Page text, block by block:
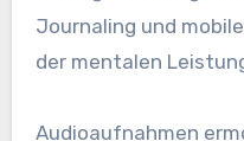
Journaling und
der mentalen
Audioaufnahmen